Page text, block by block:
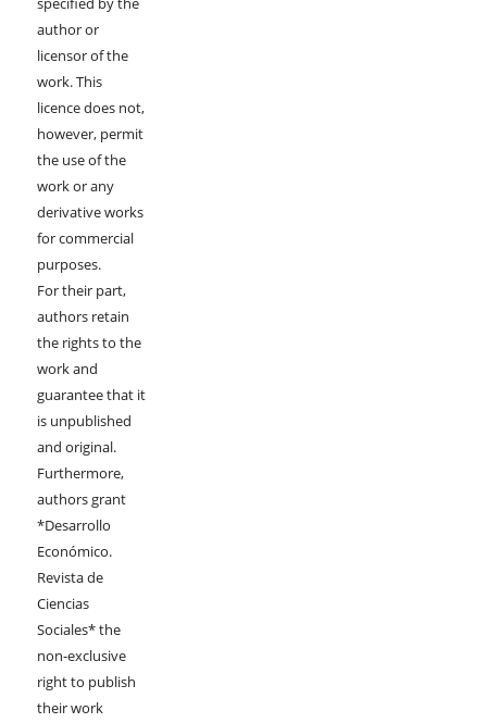
author or
licensor of the
work. This
licence does not,
however, permit
the use of the
work or any
derivative works
for commercial
purposes.
For their part,
authors retain
the rights to the
work and
guarantee that it
is unpublished
and original.
Furthermore,
authors grant
*Desarrollo
Económico.
Revista de
Ciencias
Sociales* the
non-exclusive
right to publish
their work